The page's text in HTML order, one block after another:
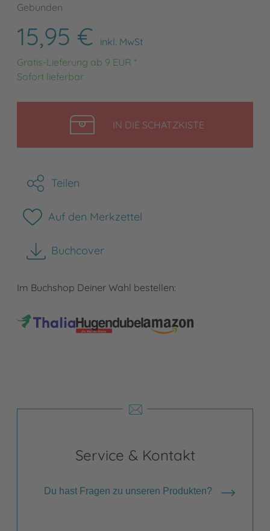
Gebunden
15,95 €
inkl. MwSt
Gratis-Lieferung ab 9 EUR *
Sofort lieferbar
IN DIE SCHATZKISTELEGEN
Teilen
Auf den Merkzettel
Buchcover
herunterladen
Im Buchshop Deiner Wahl bestellen:
Service & Kontakt
Du hast Fragen zu unseren Produkten?